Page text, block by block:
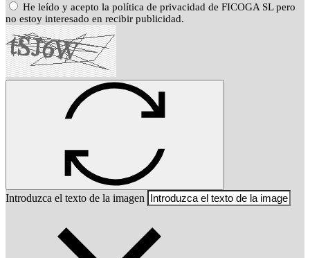
He leído y acepto la política de privacidad de FICOGA SL pero
no estoy interesado en recibir publicidad.
Introduzca el texto de la imagen